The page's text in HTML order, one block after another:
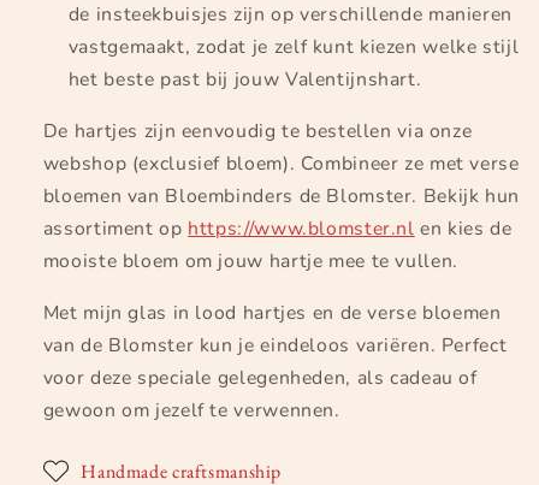
de insteekbuisjes zijn op verschillende manieren
vastgemaakt, zodat je zelf kunt kiezen welke stijl
het beste past bij jouw Valentijnshart.
De hartjes zijn eenvoudig te bestellen via onze
webshop (exclusief bloem). Combineer ze met verse
bloemen van Bloembinders de Blomster. Bekijk hun
assortiment op https://www.blomster.nl en kies de
mooiste bloem om jouw hartje mee te vullen.
Met mijn glas in lood hartjes en de verse bloemen
van de Blomster kun je eindeloos variëren. Perfect
voor deze speciale gelegenheden, als cadeau of
gewoon om jezelf te verwennen.
Handmade craftsmanship